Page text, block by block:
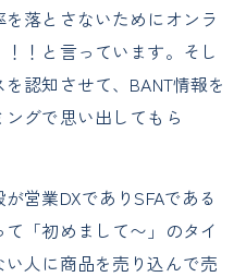
落とさないためにオンラ
！と言っています。そし
認知させて、BANT情報を
グで思い出してもら
営業DXでありSFAである
「初めまして〜」のタイ
人に商品を売り込んで売